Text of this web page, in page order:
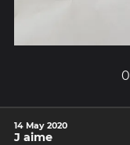
0
14 May 2020
J aime